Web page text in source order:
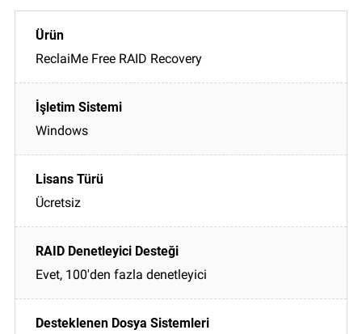
ReclaiMe Free RAID Recovery
Windows
Ücretsiz
Evet, 100'den fazla denetleyici